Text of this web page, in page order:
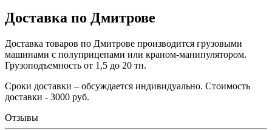
Доставка по Дмитрове
Доставка товаров по Дмитрове производится грузовыми
машинами с полуприцепами или краном-манипулятором.
Грузоподъемность от 1,5 до 20 тн.
Сроки доставки – обсуждается индивидуально. Стоимость
доставки - 3000 руб.
Отзывы